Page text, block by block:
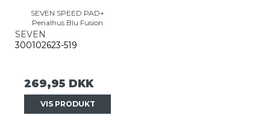
SEVEN SPEED PAD+
Penalhus Blu Fusion
SEVEN
300102623-519
269,95 DKK
VIS PRODUKT